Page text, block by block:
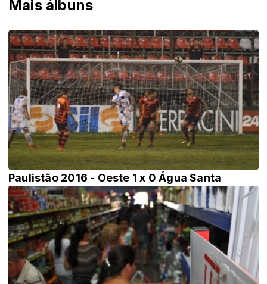
Mais álbuns
Paulistão 2016 - Oeste 1 x 0 Água Santa